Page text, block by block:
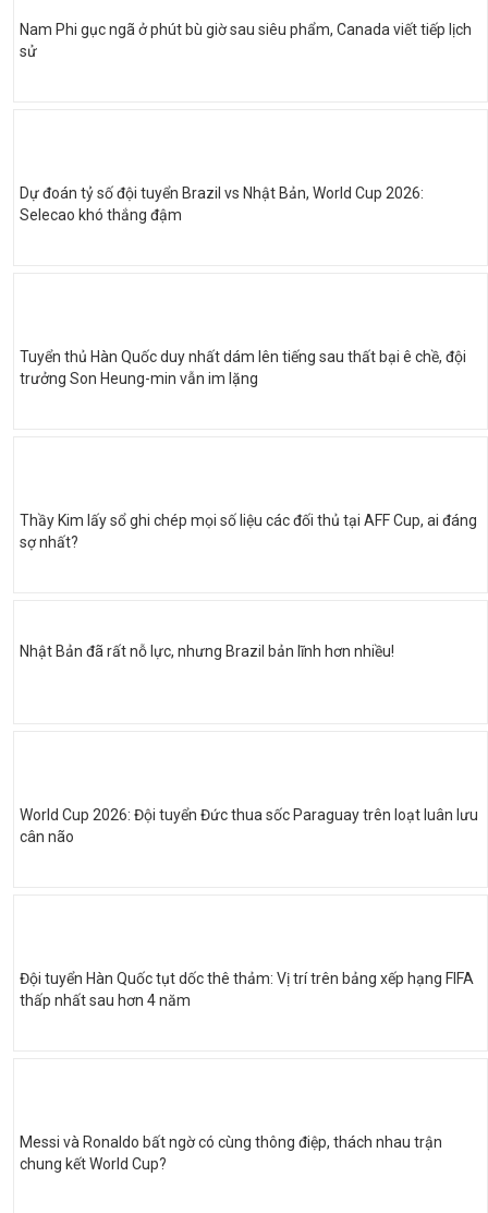
Nam Phi gục ngã ở phút bù giờ sau siêu phẩm, Canada viết tiếp lịch
sử
Dự đoán tỷ số đội tuyển Brazil vs Nhật Bản, World Cup 2026:
Selecao khó thắng đậm
Tuyển thủ Hàn Quốc duy nhất dám lên tiếng sau thất bại ê chề, đội
trưởng Son Heung-min vẫn im lặng
Thầy Kim lấy sổ ghi chép mọi số liệu các đối thủ tại AFF Cup, ai đáng
sợ nhất?
Nhật Bản đã rất nỗ lực, nhưng Brazil bản lĩnh hơn nhiều!
World Cup 2026: Đội tuyển Đức thua sốc Paraguay trên loạt luân lưu
cân não
Đội tuyển Hàn Quốc tụt dốc thê thảm: Vị trí trên bảng xếp hạng FIFA
thấp nhất sau hơn 4 năm
Messi và Ronaldo bất ngờ có cùng thông điệp, thách nhau trận
chung kết World Cup?